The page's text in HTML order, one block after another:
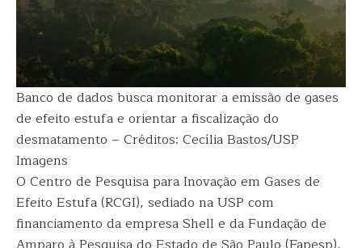
Banco de dados busca monitorar a emissão de gases
de efeito estufa e orientar a fiscalização do
desmatamento – Créditos: Cecília Bastos/USP
Imagens
O Centro de Pesquisa para Inovação em Gases de
Efeito Estufa (RCGI), sediado na USP com
financiamento da empresa Shell e da Fundação de